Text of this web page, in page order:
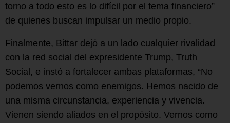
torno a todo esto es lo difícil por el tema financiero”
de quienes buscan impulsar un medio propio.
Finalmente, Bittar dejó a un lado cualquier rivalidad
con la red social del expresidente Trump, Truth
Social, e instó a fortalecer ambas plataformas, “No
podemos vernos como enemigos. Hemos nacido de
una misma circunstancia, experiencia y vivencia.
Vienen siendo aliados en el propósito. Vernos como